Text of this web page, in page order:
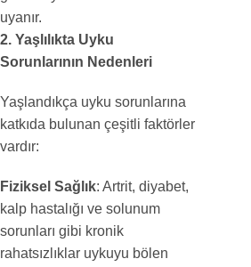
uyanır.
2. Yaşlılıkta Uyku
Sorunlarının Nedenleri
Yaşlandıkça uyku sorunlarına
katkıda bulunan çeşitli faktörler
vardır:
Fiziksel Sağlık: Artrit, diyabet,
kalp hastalığı ve solunum
sorunları gibi kronik
rahatsızlıklar uykuyu bölen